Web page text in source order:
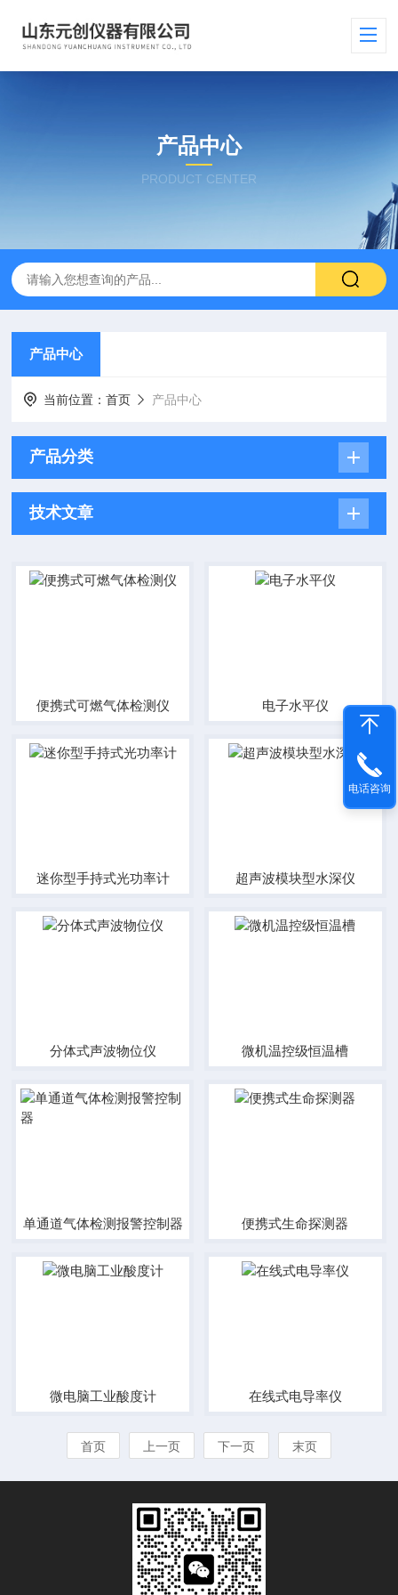
产品中心
PRODUCT CENTER
产品中心
当前位置：首页 产品中心
产品分类
技术文章
便携式可燃气体检测仪 电子水平仪
迷你型手持式光功率计 超声波模块型水深仪
分体式声波物位仪 微机温控级恒温槽
单通道气体检测报警控制器 便携式生命探测器
微电脑工业酸度计 在线式电导率仪
首页 上一页 下一页 末页
电话咨询